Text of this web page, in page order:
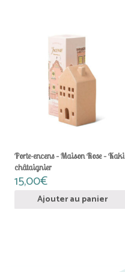
Porte-encens – Maison Rose – Kaki
châtaignier
15,00€
Ajouter au panier